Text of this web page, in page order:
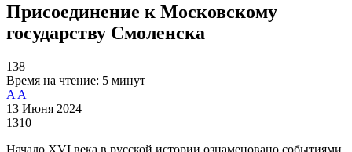
Присоединение к Московскому
государству Смоленска
138
Время на чтение: 5 минут
A A
13 Июня 2024
1310
Начало XVI века в русской истории ознаменовано событиями,